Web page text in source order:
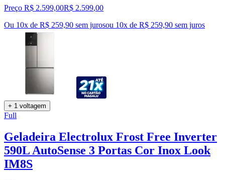
Preço R$ 2.599,00R$ 2.599,00
Ou 10x de R$ 259,90 sem jurosou 10x de R$ 259,90 sem juros
+ 1 voltagem
Full
Geladeira Electrolux Frost Free Inverter
590L AutoSense 3 Portas Cor Inox Look
IM8S